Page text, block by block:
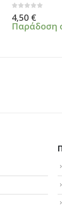
4,50 €
Παράδοση